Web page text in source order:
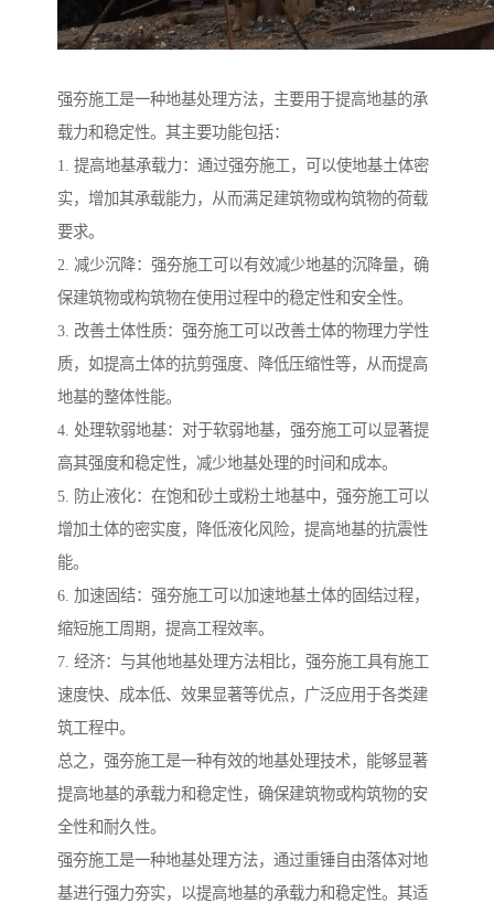
强夯施工是一种地基处理方法，主要用于提高地基的承
载力和稳定性。其主要功能包括：
1. 提高地基承载力：通过强夯施工，可以使地基土体密
实，增加其承载能力，从而满足建筑物或构筑物的荷载
要求。
2. 减少沉降：强夯施工可以有效减少地基的沉降量，确
保建筑物或构筑物在使用过程中的稳定性和安全性。
3. 改善土体性质：强夯施工可以改善土体的物理力学性
质，如提高土体的抗剪强度、降低压缩性等，从而提高
地基的整体性能。
4. 处理软弱地基：对于软弱地基，强夯施工可以显著提
高其强度和稳定性，减少地基处理的时间和成本。
5. 防止液化：在饱和砂土或粉土地基中，强夯施工可以
增加土体的密实度，降低液化风险，提高地基的抗震性
能。
6. 加速固结：强夯施工可以加速地基土体的固结过程，
缩短施工周期，提高工程效率。
7. 经济：与其他地基处理方法相比，强夯施工具有施工
速度快、成本低、效果显著等优点，广泛应用于各类建
筑工程中。
总之，强夯施工是一种有效的地基处理技术，能够显著
提高地基的承载力和稳定性，确保建筑物或构筑物的安
全性和耐久性。
强夯施工是一种地基处理方法，通过重锤自由落体对地
基进行强力夯实，以提高地基的承载力和稳定性。其适